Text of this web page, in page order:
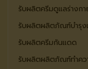
รับผลิตครีมดูแลร่างกา
รับผลิตผลิตภัณฑ์บำรุง
รับผลิตครีมกันแดด
รับผลิตผลิตภัณฑ์ทำคว